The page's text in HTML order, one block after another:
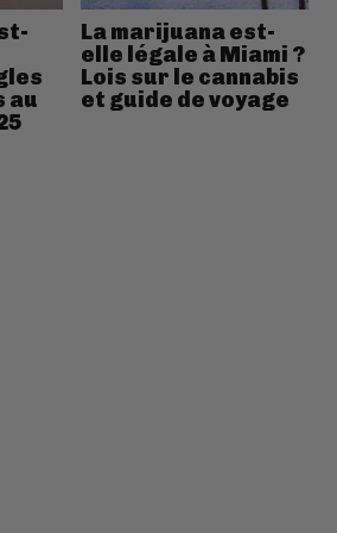
au
La marijuana est-
elle légale à Miami ?
Lois sur le cannabis
et guide de voyage